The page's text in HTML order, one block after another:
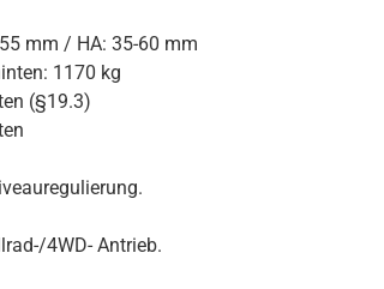
mm / HA: 35-60 mm
1170 kg
(§19.3)
4WD- Antrieb.